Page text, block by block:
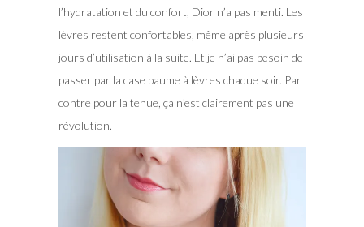
l’hydratation et du confort, Dior n’a pas menti. Les
lèvres restent confortables, même après plusieurs
jours d’utilisation à la suite. Et je n’ai pas besoin de
passer par la case baume à lèvres chaque soir. Par
contre pour la tenue, ça n’est clairement pas une
révolution.